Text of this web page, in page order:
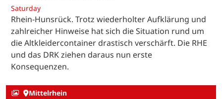
Saturday
Rhein-Hunsrück. Trotz wiederholter Aufklärung und
zahlreicher Hinweise hat sich die Situation rund um
die Altkleidercontainer drastisch verschärft. Die RHE
und das DRK ziehen daraus nun erste
Konsequenzen.
Mittelrhein